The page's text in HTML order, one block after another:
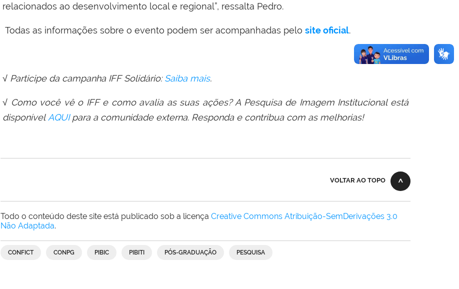
relacionados ao desenvolvimento local e regional”, ressalta Pedro.
Todas as informações sobre o evento podem ser acompanhadas pelo site oficial.
√ Participe da campanha IFF Solidário:Saiba mais.
√ Como você vê o IFF e como avalia as suas ações? A Pesquisa de Imagem Institucional está
disponível AQUIpara a comunidade externa. Responda e contribua com as melhorias!
VOLTAR AO TOPO
Todo o conteúdo deste site está publicado sob a licença Creative Commons Atribuição-SemDerivações 3.0
Não Adaptada.
CONFICT CONPG PIBIC PIBITI PÓS-GRADUAÇÃO PESQUISA